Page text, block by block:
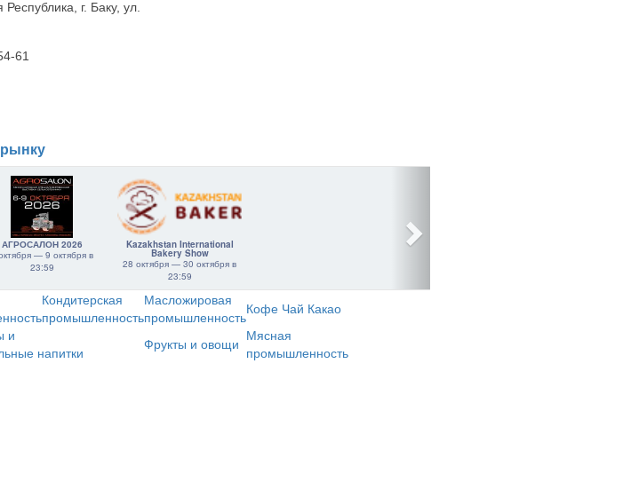
г. Баку, ул.
61
АГРОСАЛОН 2026
— 9 октября в
23:59
Kazakhstan International
Bakery Show
28 октября — 30 октября в
23:59
Кондитерская
промышленность
Масложировая
промышленностьКофе Чай Какао
и
напитки
Фрукты и овощи Мясная
промышленность